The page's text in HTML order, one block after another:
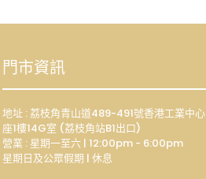
門市資訊
地址 : 荔枝角青山道489-491號香港工業中
座1樓14G室 (荔枝角站B1出口)
營業 : 星期一至六 | 12:00pm - 6:00pm
星期日及公眾假期 | 休息